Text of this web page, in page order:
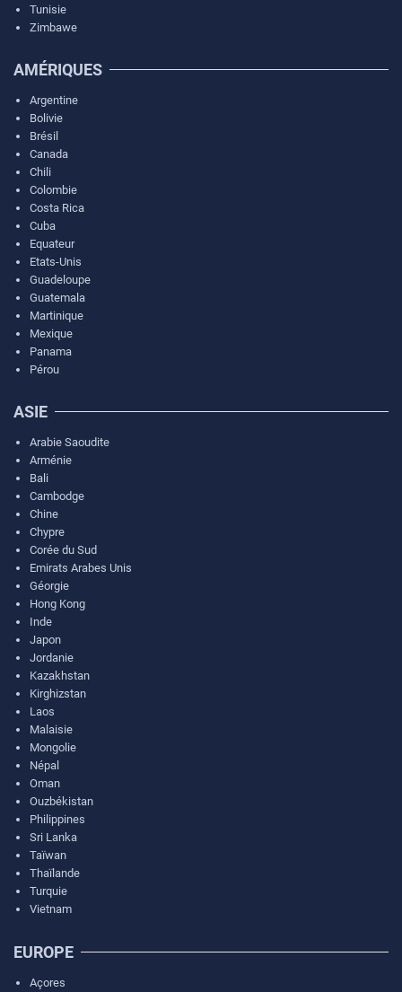
Tunisie
Zimbawe
AMÉRIQUES
Argentine
Bolivie
Brésil
Canada
Chili
Colombie
Costa Rica
Cuba
Equateur
Etats-Unis
Guadeloupe
Guatemala
Martinique
Mexique
Panama
Pérou
ASIE
Arabie Saoudite
Arménie
Bali
Cambodge
Chine
Chypre
Corée du Sud
Emirats Arabes Unis
Géorgie
Hong Kong
Inde
Japon
Jordanie
Kazakhstan
Kirghizstan
Laos
Malaisie
Mongolie
Népal
Oman
Ouzbékistan
Philippines
Sri Lanka
Taïwan
Thaïlande
Turquie
Vietnam
EUROPE
Açores